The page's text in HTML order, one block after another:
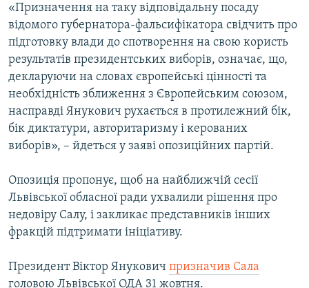
«Призначення на таку відповідальну посаду
відомого губернатора-фальсифікатора свідчить про
підготовку влади до спотворення на свою користь
результатів президентських виборів, означає, що,
декларуючи на словах європейські цінності та
необхідність зближення з Європейським союзом,
насправді Янукович рухається в протилежний бік,
бік диктатури, авторитаризму і керованих
виборів», – йдеться у заяві опозиційних партій.
Опозиція пропонує, щоб на найближчій сесії
Львівської обласної ради ухвалили рішення про
недовіру Салу, і закликає представників інших
фракцій підтримати ініціативу.
Президент Віктор Янукович призначив Сала
головою Львівської ОДА 31 жовтня.